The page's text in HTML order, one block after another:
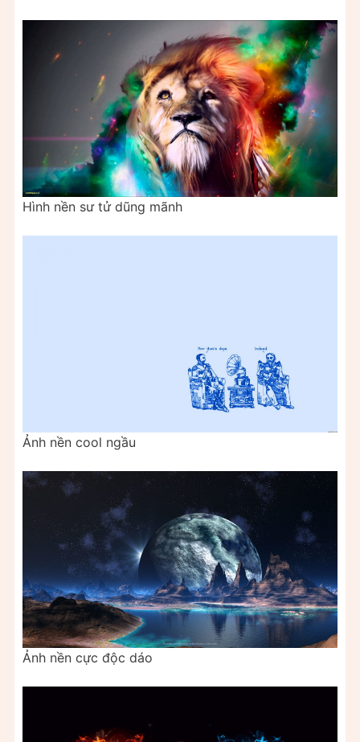
Hình nền sư tử dũng mãnh
Ảnh nền cool ngầu
Ảnh nền cực độc dáo